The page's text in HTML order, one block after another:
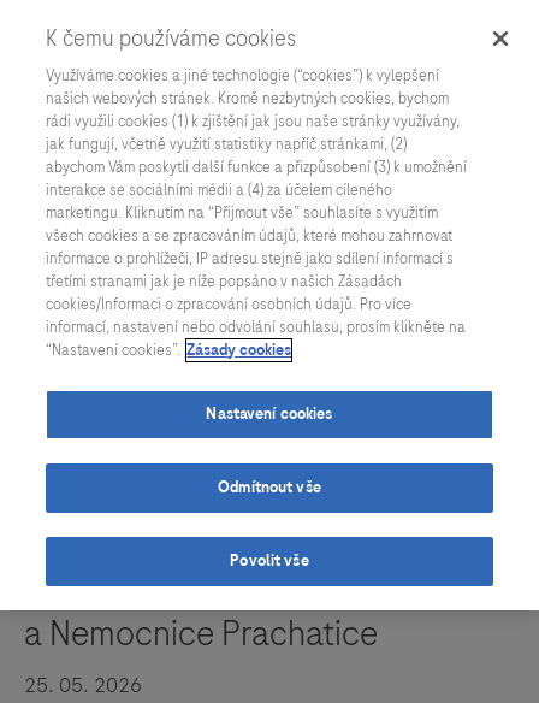
Všechny aktuality
Čestné uznání: Medevio
a Nemocnice Prachatice
25. 05. 2026
K čemu používáme cookies
Využíváme cookies a jiné technologie (“cookies”) k vylepšení
našich webových stránek. Kromě nezbytných cookies, bychom
rádi využili cookies (1) k zjištění jak jsou naše stránky využívány,
jak fungují, včetně využití statistiky napříč stránkami, (2)
abychom Vám poskytli další funkce a přizpůsobení (3) k umožnění
interakce se sociálními médii a (4) za účelem cíleného
marketingu. Kliknutím na “Přijmout vše” souhlasíte s využitím
všech cookies a se zpracováním údajů, které mohou zahrnovat
informace o prohlížeči, IP adresu stejně jako sdílení informací s
třetími stranami jak je níže popsáno v našich Zásadách
cookies/Informaci o zpracování osobních údajů. Pro více
informací, nastavení nebo odvolání souhlasu, prosím klikněte na
“Nastavení cookies”. Zásady cookies
Nastavení cookies
Odmítnout vše
Povolit vše